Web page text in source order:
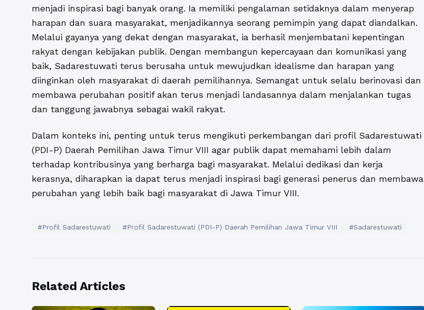
menjadi inspirasi bagi banyak orang. Ia memiliki pengalaman setidaknya dalam menyerap
harapan dan suara masyarakat, menjadikannya seorang pemimpin yang dapat diandalkan.
Melalui gayanya yang dekat dengan masyarakat, ia berhasil menjembatani kepentingan
rakyat dengan kebijakan publik. Dengan membangun kepercayaan dan komunikasi yang
baik, Sadarestuwati terus berusaha untuk mewujudkan idealisme dan harapan yang
diinginkan oleh masyarakat di daerah pemilihannya. Semangat untuk selalu berinovasi dan
membawa perubahan positif akan terus menjadi landasannya dalam menjalankan tugas
dan tanggung jawabnya sebagai wakil rakyat.
Dalam konteks ini, penting untuk terus mengikuti perkembangan dari profil Sadarestuwati
(PDI-P) Daerah Pemilihan Jawa Timur VIII agar publik dapat memahami lebih dalam
terhadap kontribusinya yang berharga bagi masyarakat. Melalui dedikasi dan kerja
kerasnya, diharapkan ia dapat terus menjadi inspirasi bagi generasi penerus dan membawa
perubahan yang lebih baik bagi masyarakat di Jawa Timur VIII.
#Profil Sadarestuwati #Profil Sadarestuwati (PDI-P) Daerah Pemilihan Jawa Timur VIII #Sadarestuwati
Related Articles